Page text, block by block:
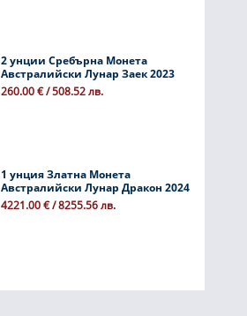
2 унции Сребърна Монета
Австралийски Лунар Заек 2023
260.00 € / 508.52 лв.
1 унция Златна Монета
Австралийски Лунар Дракон 2024
4221.00 € / 8255.56 лв.